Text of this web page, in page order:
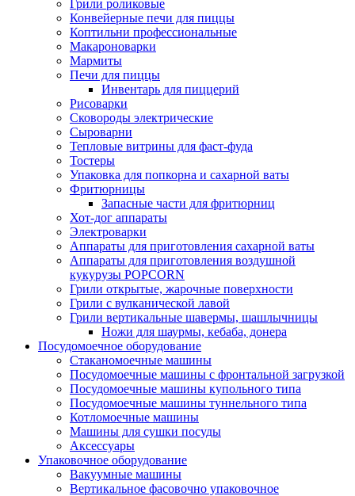
Грили роликовые
Конвейерные печи для пиццы
Коптильни профессиональные
Макароноварки
Мармиты
Печи для пиццы
Инвентарь для пиццерий
Рисоварки
Сковороды электрические
Сыроварни
Тепловые витрины для фаст-фуда
Тостеры
Упаковка для попкорна и сахарной ваты
Фритюрницы
Запасные части для фритюрниц
Хот-дог аппараты
Электроварки
Аппараты для приготовления сахарной ваты
Аппараты для приготовления воздушной
кукурузы POPCORN
Грили открытые, жарочные поверхности
Грили с вулканической лавой
Грили вертикальные шавермы, шашлычницы
Ножи для шаурмы, кебаба, донера
Посудомоечное оборудование
Стаканомоечные машины
Посудомоечные машины с фронтальной загрузкой
Посудомоечные машины купольного типа
Посудомоечные машины туннельного типа
Котломоечные машины
Машины для сушки посуды
Аксессуары
Упаковочное оборудование
Вакуумные машины
Вертикальное фасовочно упаковочное